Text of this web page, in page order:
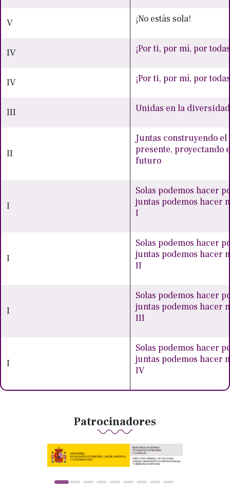
V ¡No estás sola!
IV ¡Por ti, por mí, por
IV ¡Por ti, por mí, por
III Unidas en la diversidad
II
Juntas construyendo el
presente, proyectando
futuro
I
Solas podemos hacer
juntas podemos hacer
I
I
Solas podemos hacer
juntas podemos hacer
II
I
Solas podemos hacer
juntas podemos hacer
III
I
Solas podemos hacer
juntas podemos hacer
IV
Patrocinadores